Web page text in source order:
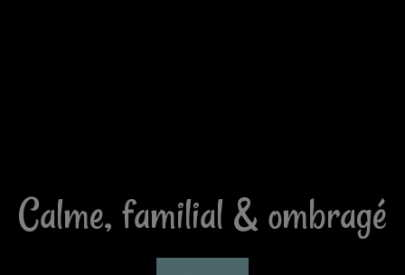
Calme, familial & ombragé